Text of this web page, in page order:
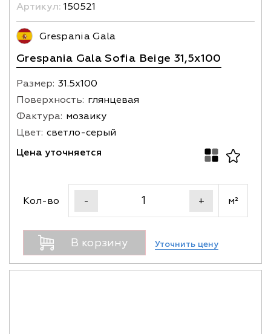
Артикул: 150521
Grespania Gala
Grespania Gala Sofia Beige 31,5x100
Размер: 31.5х100
Поверхность: глянцевая
Фактура: мозаику
Цвет: светло-серый
Цена уточняется
Кол-во - + м²
В корзину Уточнить цену